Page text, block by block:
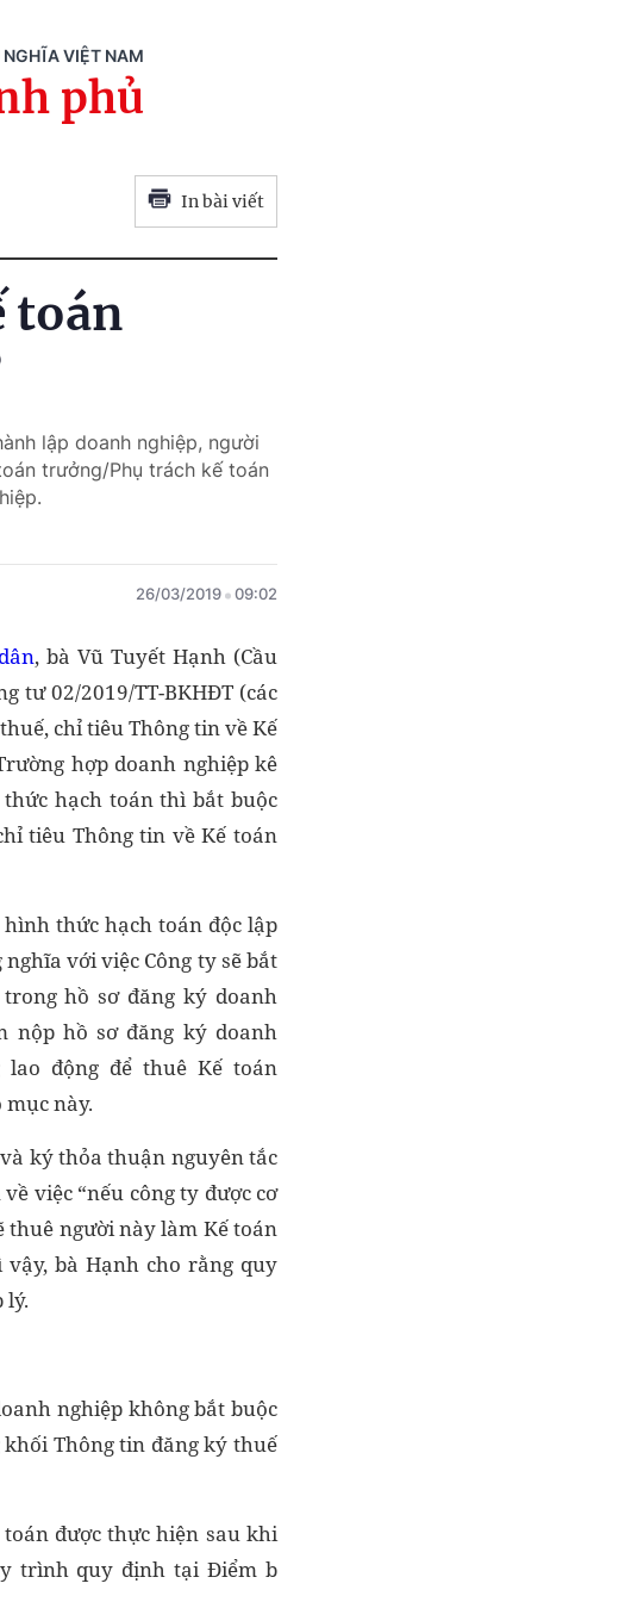
NGHĨA VIỆT NAM
phủ
In bài viết
toán
lập doanh nghiệp, người
trưởng/Phụ trách kế toán
26/03/2019 09:02
, bà Vũ Tuyết Hạnh (Cầu
tư 02/2019/TT-BKHĐT (các
chỉ tiêu Thông tin về Kế
hợp doanh nghiệp kê
hạch toán thì bắt buộc
tiêu Thông tin về Kế toán
thức hạch toán độc lập
với việc Công ty sẽ bắt
hồ sơ đăng ký doanh
nộp hồ sơ đăng ký doanh
động để thuê Kế toán
này.
ký thỏa thuận nguyên tắc
việc “nếu công ty được cơ
thuê người này làm Kế toán
bà Hạnh cho rằng quy
lý.
nghiệp không bắt buộc
Thông tin đăng ký thuế
được thực hiện sau khi
trình quy định tại Điểm b